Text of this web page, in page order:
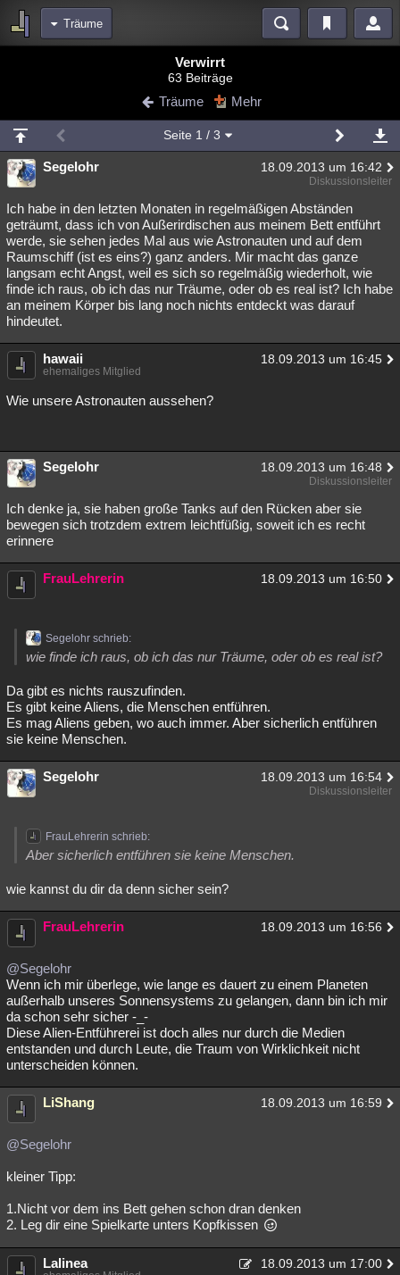
Träume
Blogs
Chat Wiki Neuigkeiten
meine Rubriken
Menschen Mystery Kriminalfälle
Spiritualität Verschwörungen Technologie Ufologie
Natur Umfragen Unterhaltung
weitere Rubriken
Philosophie Träume Orte Esoterik Literatur
Astronomie
Musik Clash Verbesserungen Allmystery English
Lesenswert Schlüsselwörter
Verwirrt
63 Beiträge
Träume Mehr
Seite 1 / 3
Segelohr 18.09.2013 um 16:42
Diskussionsleiter
Ich habe in den letzten Monaten in regelmäßigen Abständen
geträumt, dass ich von Außerirdischen aus meinem Bett entführt
werde, sie sehen jedes Mal aus wie Astronauten und auf dem
Raumschiff (ist es eins?) ganz anders. Mir macht das ganze
langsam echt Angst, weil es sich so regelmäßig wiederholt, wie
finde ich raus, ob ich das nur Träume, oder ob es real ist? Ich habe
an meinem Körper bis lang noch nichts entdeckt was darauf
hindeutet.
hawaii 18.09.2013 um 16:45
ehemaliges Mitglied
Wie unsere Astronauten aussehen?
Segelohr 18.09.2013 um 16:48
Diskussionsleiter
Ich denke ja, sie haben große Tanks auf den Rücken aber sie
bewegen sich trotzdem extrem leichtfüßig, soweit ich es recht
erinnere
FrauLehrerin 18.09.2013 um 16:50
Segelohr schrieb:
wie finde ich raus, ob ich das nur Träume, oder ob es real ist?
Da gibt es nichts rauszufinden.
Es gibt keine Aliens, die Menschen entführen.
Es mag Aliens geben, wo auch immer. Aber sicherlich entführen
sie keine Menschen.
Segelohr 18.09.2013 um 16:54
Diskussionsleiter
FrauLehrerin schrieb:
Aber sicherlich entführen sie keine Menschen.
wie kannst du dir da denn sicher sein?
FrauLehrerin 18.09.2013 um 16:56
@Segelohr
Wenn ich mir überlege, wie lange es dauert zu einem Planeten
außerhalb unseres Sonnensystems zu gelangen, dann bin ich mir
da schon sehr sicher -_-
Diese Alien-Entführerei ist doch alles nur durch die Medien
entstanden und durch Leute, die Traum von Wirklichkeit nicht
unterscheiden können.
LiShang 18.09.2013 um 16:59
@Segelohr
kleiner Tipp:
1.Nicht vor dem ins Bett gehen schon dran denken
2. Leg dir eine Spielkarte unters Kopfkissen
Lalinea 18.09.2013 um 17:00